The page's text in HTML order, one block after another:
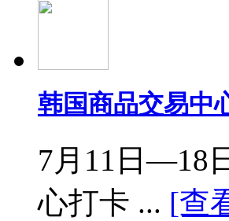
韩国商品交易中
7月11日—18
心打卡 ... [查